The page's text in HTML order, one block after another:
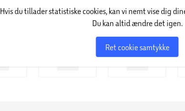
Hvis du tillader statistiske cookies, kan vi nemt vise dig
Du kan altid ændre det igen.
Ret cookie samtykke